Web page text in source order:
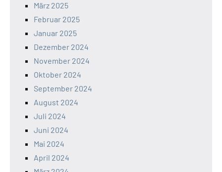
März 2025
Februar 2025
Januar 2025
Dezember 2024
November 2024
Oktober 2024
September 2024
August 2024
Juli 2024
Juni 2024
Mai 2024
April 2024